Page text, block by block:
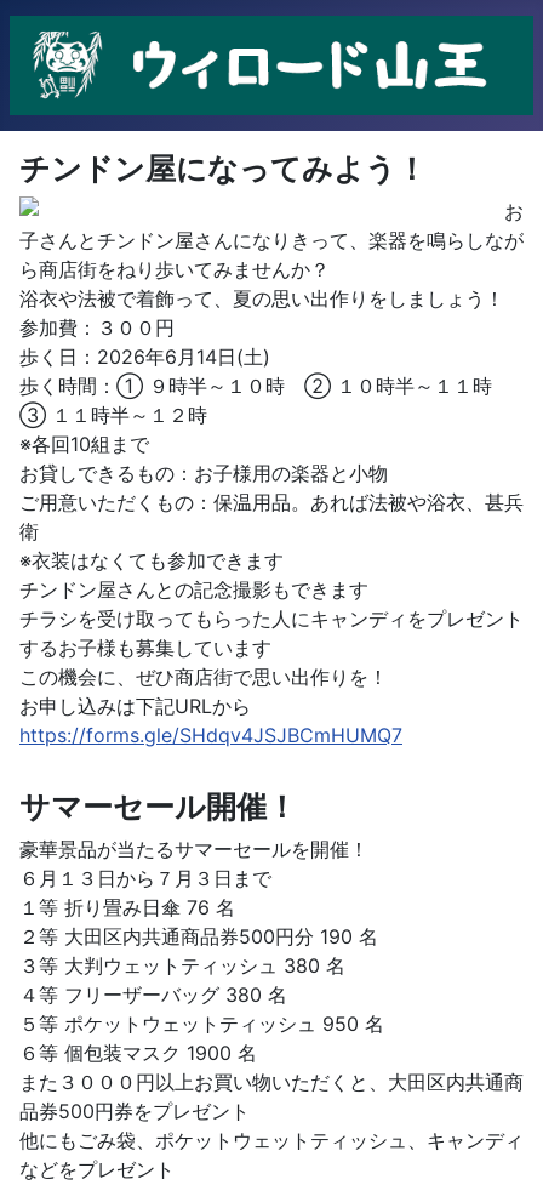
チンドン屋になってみよう！
お
子さんとチンドン屋さんになりきって、楽器を鳴らしなが
ら商店街をねり歩いてみませんか？
浴衣や法被で着飾って、夏の思い出作りをしましょう！
参加費：３００円
歩く日：2026年6月14日(土)
歩く時間：① ９時半～１０時 ② １０時半～１１時
③ １１時半～１２時
※各回10組まで
お貸しできるもの：お子様用の楽器と小物
ご用意いただくもの：保温用品。あれば法被や浴衣、甚兵
衛
※衣装はなくても参加できます
チンドン屋さんとの記念撮影もできます
チラシを受け取ってもらった人にキャンディをプレゼント
するお子様も募集しています
この機会に、ぜひ商店街で思い出作りを！
お申し込みは下記URLから
https://forms.gle/SHdqv4JSJBCmHUMQ7
サマーセール開催！
豪華景品が当たるサマーセールを開催！
６月１３日から７月３日まで
１等 折り畳み日傘 76 名
２等 大田区内共通商品券500円分 190 名
３等 大判ウェットティッシュ 380 名
４等 フリーザーバッグ 380 名
５等 ポケットウェットティッシュ 950 名
６等 個包装マスク 1900 名
また３０００円以上お買い物いただくと、大田区内共通商
品券500円券をプレゼント
他にもごみ袋、ポケットウェットティッシュ、キャンディ
などをプレゼント